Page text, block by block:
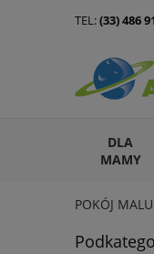
DLA
MAMY
POKÓJ
TEL:(33) 486